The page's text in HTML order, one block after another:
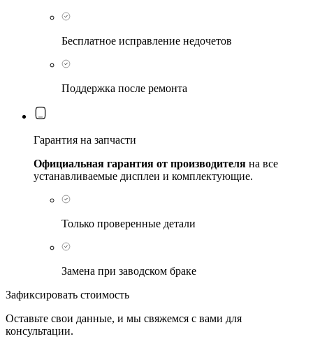
Бесплатное исправление недочетов
Поддержка после ремонта
Гарантия на запчасти
Официальная гарантия от производителя на все
устанавливаемые дисплеи и комплектующие.
Только проверенные детали
Замена при заводском браке
Зафиксировать стоимость
Оставьте свои данные, и мы свяжемся с вами для
консультации.